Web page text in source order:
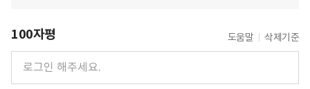
100자평 도움말 삭제기준